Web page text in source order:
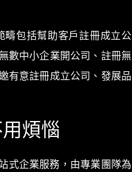
包括幫助客戶註冊成立公
數中小企業開公司、註冊無
有意註冊成立公司、發展品
煩惱
式企業服務，由專業團隊為